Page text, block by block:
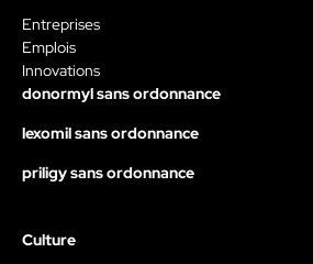
Entreprises
Emplois
Innovations
donormyl sans ordonnance
lexomil sans ordonnance
priligy sans ordonnance
Culture